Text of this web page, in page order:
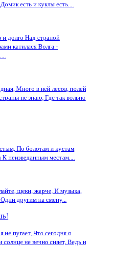
есть и куклы есть....
и долго Над страной
катилася Волга -
Много в ней лесов, полей
не знаю, Где так вольно
По болотам и кустам
неизведанным местам....
щеки, жарче, И музыка,
другим на смену...
не пугает, Что сегодня я
солнце не вечно сияет, Ведь и